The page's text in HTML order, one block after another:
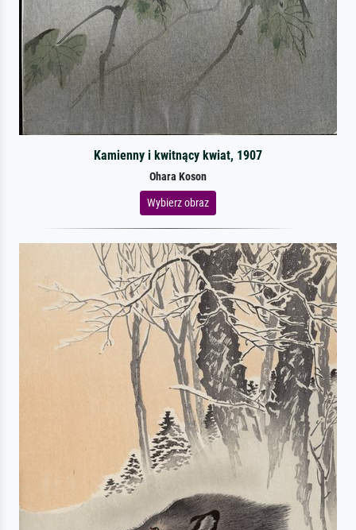
Kamienny i kwitnący kwiat, 1907
Ohara Koson
Wybierz obraz